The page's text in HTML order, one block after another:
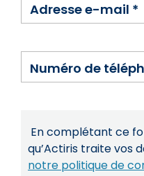
Adresse e-mail *
Numéro de
En complétant ce
qu’Actiris traite vos
notre politique de